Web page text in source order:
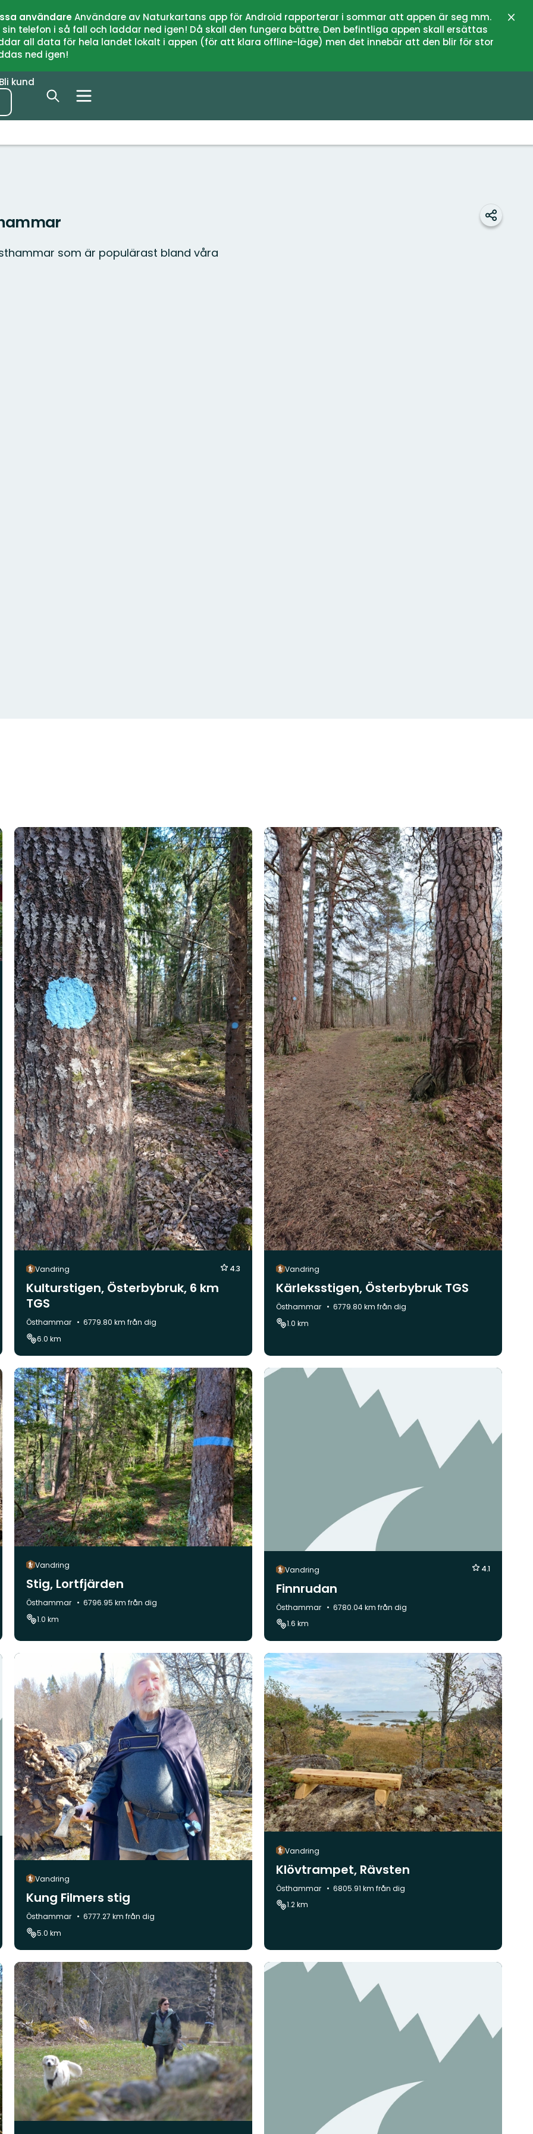
användareAnvändare av Naturkartans app för Android rapporterar i sommar att appen är seg mm.
telefon i så fall och laddar ned igen! Då skall den fungera bättre. Den befintliga appen skall ersättas
all data för hela landet lokalt i appen (för att klara offline-läge) men det innebär att den blir för stor
ned igen!
Bli kund
som är populärast bland våra
Dela
Vandring 4.3
Kulturstigen, Österbybruk, 6 km
TGS
Kommun:
Östhammar
6779.80 km från dig
6.0 km
Vandring
Kärleksstigen, Österbybruk TGS
Kommun:
Östhammar
6779.80 km från dig
1.0 km
Vandring
Stig, Lortfjärden
Kommun:
Östhammar
6796.95 km från dig
1.0 km
Vandring 4.1
Finnrudan
Kommun:
Östhammar
6780.04 km från dig
1.6 km
Vandring
Kung Filmers stig
Kommun:
Östhammar
6777.27 km från dig
5.0 km
Vandring
Klövtrampet, Rävsten
Kommun:
Östhammar
6805.91 km från dig
1.2 km